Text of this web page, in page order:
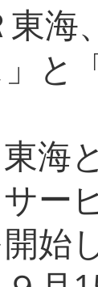
海
と
海
サ
始